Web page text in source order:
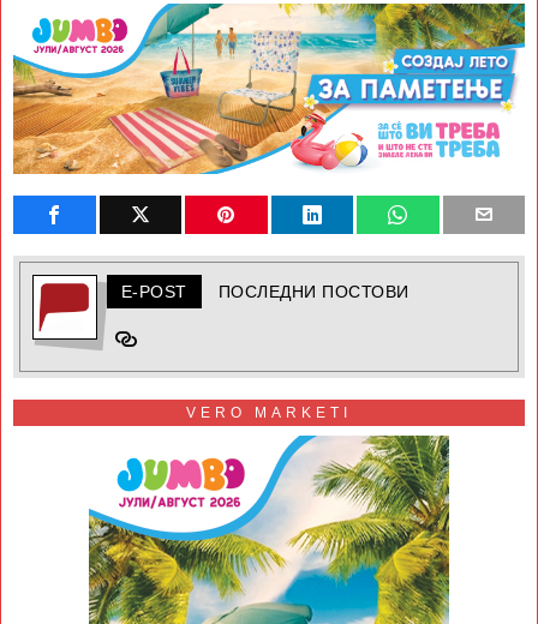
E-POST ПОСЛЕДНИ ПОСТОВИ
VERO MARKETI